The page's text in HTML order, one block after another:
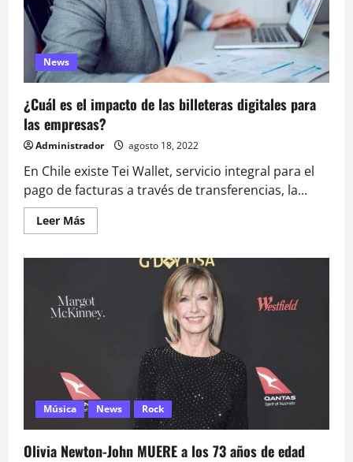
News
¿Cuál es el impacto de las billeteras digitales para
las empresas?
Administrador agosto 18, 2022
En Chile existe Tei Wallet, servicio integral para el
pago de facturas a través de transferencias, la...
Leer MásLeer
más
impacto
de
las
empresas?
Música News Rock
Olivia Newton-John MUERE a los 73 años de edad